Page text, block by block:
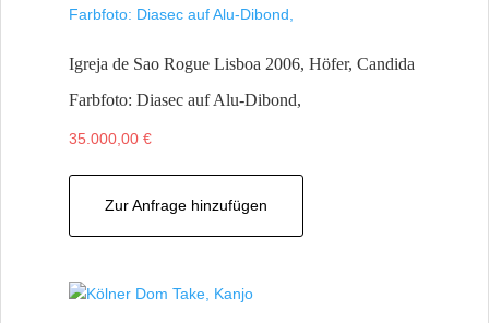
Igreja de Sao Rogue Lisboa 2006, Höfer, Candida
Farbfoto: Diasec auf Alu-Dibond,
35.000,00€
Zur Anfrage hinzufügen